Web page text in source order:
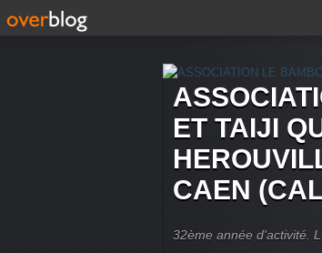
ET TAIJI
CAEN
32ème année d'activité.